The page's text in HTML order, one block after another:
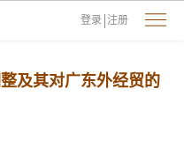
登录 注册
及其对广东外经贸的